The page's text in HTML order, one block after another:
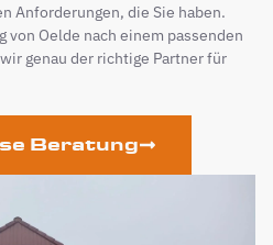
Anforderungen, die Sie haben.
von Oelde nach einem passenden
genau der richtige Partner für
Beratung